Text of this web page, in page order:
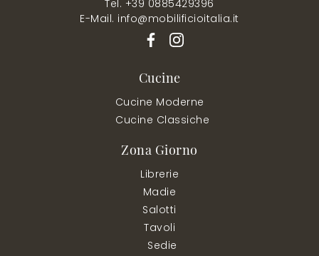
Tel. +39 0885429396
E-Mail. info@mobilificioitalia.it
Cucine
Cucine Moderne
Cucine Classiche
Zona Giorno
Librerie
Madie
Salotti
Tavoli
Sedie